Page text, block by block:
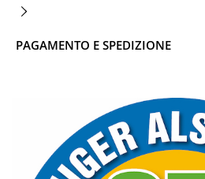
PAGAMENTO E SPEDIZIONE